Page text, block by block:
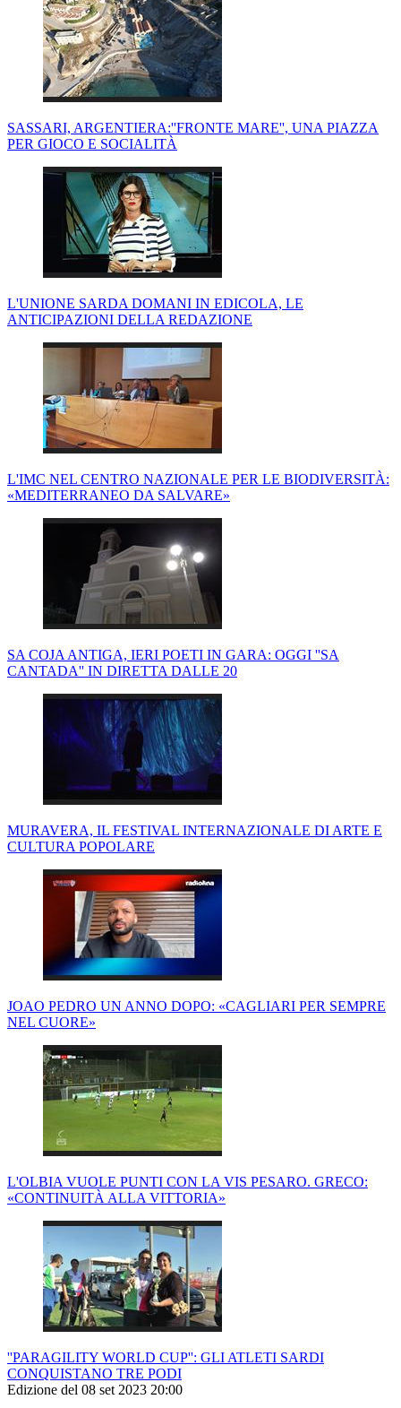
SASSARI, ARGENTIERA:''FRONTE MARE'', UNA PIAZZA
PER GIOCO E SOCIALITÀ
L'UNIONE SARDA DOMANI IN EDICOLA, LE
ANTICIPAZIONI DELLA REDAZIONE
L'IMC NEL CENTRO NAZIONALE PER LE BIODIVERSITÀ:
«MEDITERRANEO DA SALVARE»
SA COJA ANTIGA, IERI POETI IN GARA: OGGI ''SA
CANTADA'' IN DIRETTA DALLE 20
MURAVERA, IL FESTIVAL INTERNAZIONALE DI ARTE E
CULTURA POPOLARE
JOAO PEDRO UN ANNO DOPO: «CAGLIARI PER SEMPRE
NEL CUORE»
L'OLBIA VUOLE PUNTI CON LA VIS PESARO. GRECO:
«CONTINUITÀ ALLA VITTORIA»
''PARAGILITY WORLD CUP'': GLI ATLETI SARDI
CONQUISTANO TRE PODI
Edizione del 08 set 2023 20:00